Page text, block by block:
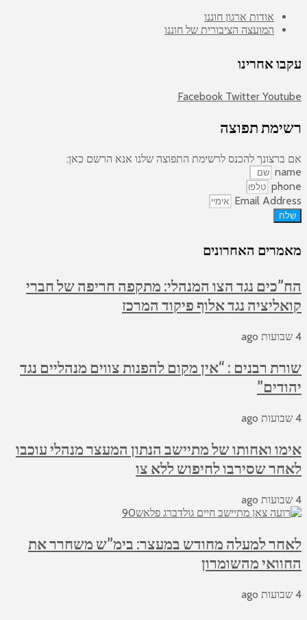
אודות ארגון חוננו
המועצה הציבורית של חוננו
עקבו אחרינו
Facebook Twitter Youtube
רשימת תפוצה
אם ברצונך להכנס לרשימת התפוצה שלנו אנא הרשם כאן:
name
phone
Email Address
שלח
מאמרים האחרונים
הח”כים נגד הצו המנהלי: מתקפה חריפה של חברי
קואליציה נגד אלוף פיקוד המרכז
4 שבועות ago
שורת רבנים : “אין מקום להפנות צווים מנהליים נגד
יהודים”
4 שבועות ago
אימו ואחותו של מתיישב הנתון המעצר מנהלי עוכבו
לאחר שסירבו לחיפוש ללא צו
4 שבועות ago
לאחר למעלה מחודש במעצר: בימ”ש משחרר את
החוואי מהשומרון
4 שבועות ago